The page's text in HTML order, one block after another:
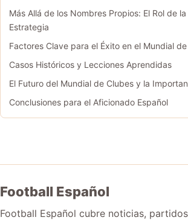
Más Allá de los Nombres Propios: El Rol de
Estrategia
Factores Clave para el Éxito en el Mundial
Casos Históricos y Lecciones Aprendidas
El Futuro del Mundial de Clubes y la
Conclusiones para el Aficionado Español
Football Español
Football Español cubre noticias,